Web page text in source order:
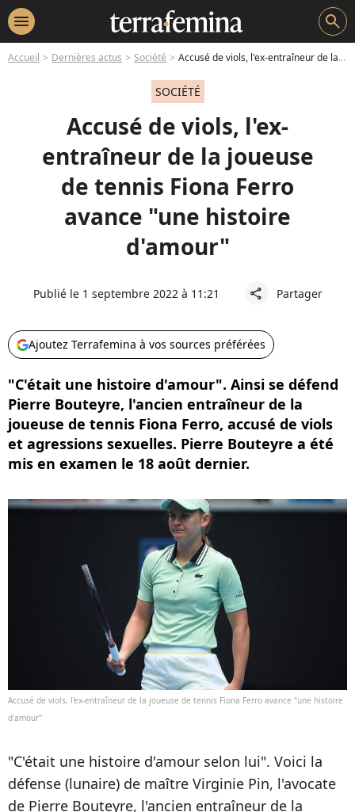
menu search
Accueil Dernières actus Société Accusé de viols, l'ex-entraîneur de la joueuse de tennis Fiona Ferro avance "une histoire d'amour"
SOCIÉTÉ
Accusé de viols, l'ex-
entraîneur de la joueuse
de tennis Fiona Ferro
avance "une histoire
d'amour"
Publié le 1 septembre 2022 à 11:21 share Partager
Ajoutez Terrafemina à vos sources préférées
"C'était une histoire d'amour". Ainsi se défend
Pierre Bouteyre, l'ancien entraîneur de la
joueuse de tennis Fiona Ferro, accusé de viols
et agressions sexuelles. Pierre Bouteyre a été
mis en examen le 18 août dernier.
Accusé de viols, l'ex-entraîneur de la joueuse de tennis Fiona Ferro avance "une histoire
d'amour"
"C'était une histoire d'amour selon lui". Voici la
défense (lunaire) de maître Virginie Pin, l'avocate
de Pierre Bouteyre, l'ancien entraîneur de la